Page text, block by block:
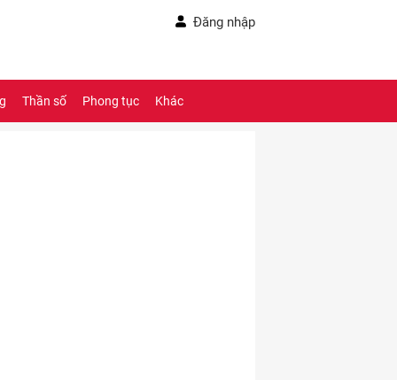
Đăng nhập
Thần số Phong tục Khác